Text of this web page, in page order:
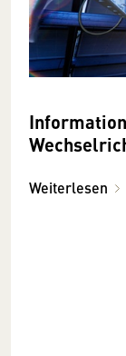
Weiterlesen